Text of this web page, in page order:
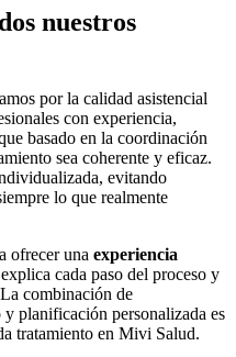
nuestros
por la calidad asistencial
con experiencia,
basado en la coordinación
sea coherente y eficaz.
evitando
lo que realmente
ofrecer una experiencia
cada paso del proceso y
combinación de
planificación personalizada es
tratamiento en Mivi Salud.